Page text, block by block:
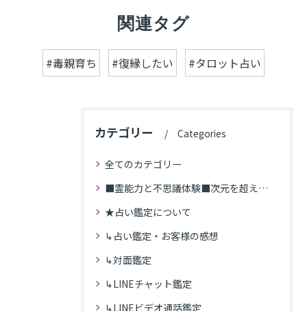
関連タグ
#毒親育ち #復縁したい #タロット占い
カテゴリー Categories
全てのカテゴリー
■霊能力と不思議体験■次元を超えた体験
★占い鑑定について
↳占い鑑定・お客様の感想
↳対面鑑定
↳LINEチャット鑑定
↳LINEビデオ通話鑑定